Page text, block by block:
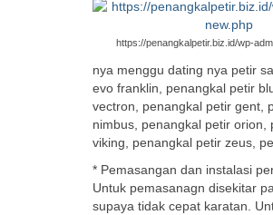
https://penangkalpetir.biz.id/wp-
nya menggu dating nya petir
evo franklin, penangkal petir
vectron, penangkal petir gent,
nimbus, penangkal petir
viking, penangkal petir zeus,
* Pemasangan dan instalasi
Untuk pemasanagn disekitar
supaya tidak cepat karatan.